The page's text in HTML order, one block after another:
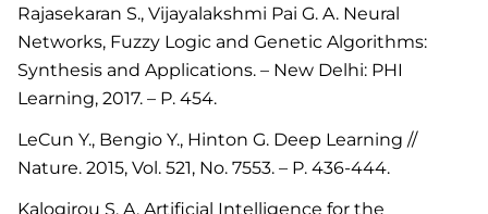
Rajasekaran S., Vijayalakshmi Pai G. A. Neural
Networks, Fuzzy Logic and Genetic Algorithms:
Synthesis and Applications. – New Delhi: PHI
Learning, 2017. – P. 454.
LeCun Y., Bengio Y., Hinton G. Deep Learning //
Nature. 2015, Vol. 521, No. 7553. – P. 436-444.
Kalogirou S. A. Artificial Intelligence for the